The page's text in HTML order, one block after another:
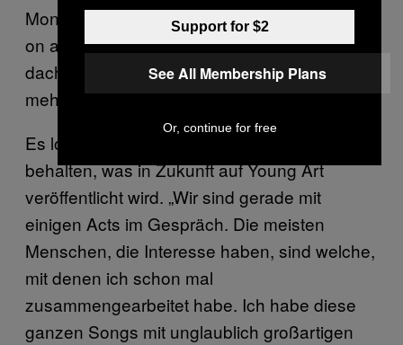
Monate danach mit dem Benga-Track „Katy B
on a Mission“ richtig durchgestartet. Ich
dachte mir nur, ‚Heilige Scheiße! Ich hätte mal
mehr Musik mit ihr aufnehmen sollen!’“
Es lohnt sich definitiv auch, im Auge zu
behalten, was in Zukunft auf Young Art
veröffentlicht wird. „Wir sind gerade mit
einigen Acts im Gespräch. Die meisten
Menschen, die Interesse haben, sind welche,
mit denen ich schon mal
zusammengearbeitet habe. Ich habe diese
ganzen Songs mit unglaublich großartigen
Support for $2
See All Membership Plans
Or, continue for free